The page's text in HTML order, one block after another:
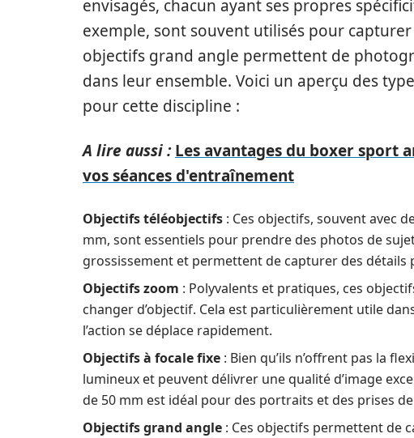
envisagés, chacun ayant ses propres
exemple, sont souvent utilisés pour
objectifs grand angle permettent de
dans leur ensemble. Voici un aperçu des
pour cette discipline :
A lire aussi : Les avantages du boxer sport
vos séances d'entraînement
Objectifs téléobjectifs : Ces objectifs, souvent avec
mm, sont essentiels pour prendre des photos de
grossissement et permettent de capturer des détails
Objectifs zoom : Polyvalents et pratiques, ces
changer d’objectif. Cela est particulièrement utile
l’action se déplace rapidement.
Objectifs à focale fixe : Bien qu’ils n’offrent pas la
lumineux et peuvent délivrer une qualité d’image
de 50 mm est idéal pour des portraits et des prises
Objectifs grand angle : Ces objectifs permettent de